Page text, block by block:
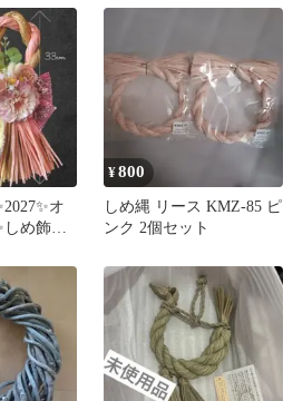
オ
め飾り
¥800
しめ縄 リース KMZ-85 ピ
ンク 2個セット